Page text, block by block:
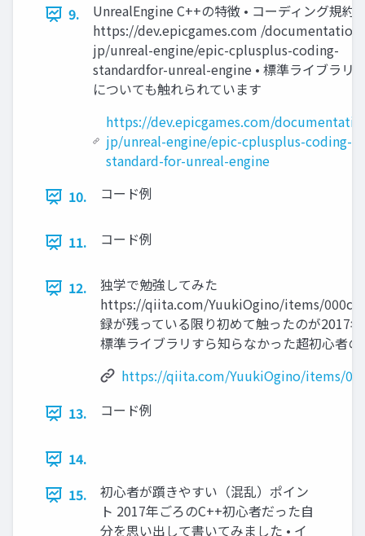
9.
UnrealEngine C++の特徴 • コーディング規約 •
https://dev.epicgames.com /
jp/unreal-engine/epic-cplusplus-coding-
standardfor-unreal-engine • 標準ライブラリ
についても触れられています
https://dev.epicgames.com/
jp/unreal-engine/epic-cplusplus-coding-
standard-for-unreal-engine
10.
コード例
11. コード例
12.
独学で勉強してみた
https://qiita.com/YuukiOgino/items/
録が残っている限り初めて触ったのが2017
標準ライブラリすら知らなかった超初心者の
https://qiita.com/YuukiOgino/items/
13.
コード例
14.
15.
初心者が躓きやすい（混乱）ポイン
ト 2017年ごろのC++初心者だった自
分を思い出して書いてみました • イ